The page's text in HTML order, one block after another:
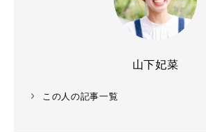
山下妃菜
この人の記事一覧